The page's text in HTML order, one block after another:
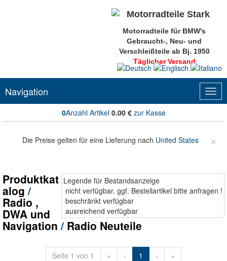
Motorradteile für BMW's
Gebraucht-, Neu- und
Verschleißteile ab Bj. 1950
Täglicher Versand
Navigation
0Anzahl Artikel 0.00€ zur Kasse
Die Preise gelten für eine Lieferung nach United States ×
Legende für Bestandsanzeige
nicht verfügbar, ggf. Bestellartikel bitte anfragen !
beschränkt verfügbar
ausreichend verfügbar
Produktkat
alog /
Radio ,
DWA und
Navigation / Radio Neuteile
Seite 1 von 1 « ‹ 1 › »